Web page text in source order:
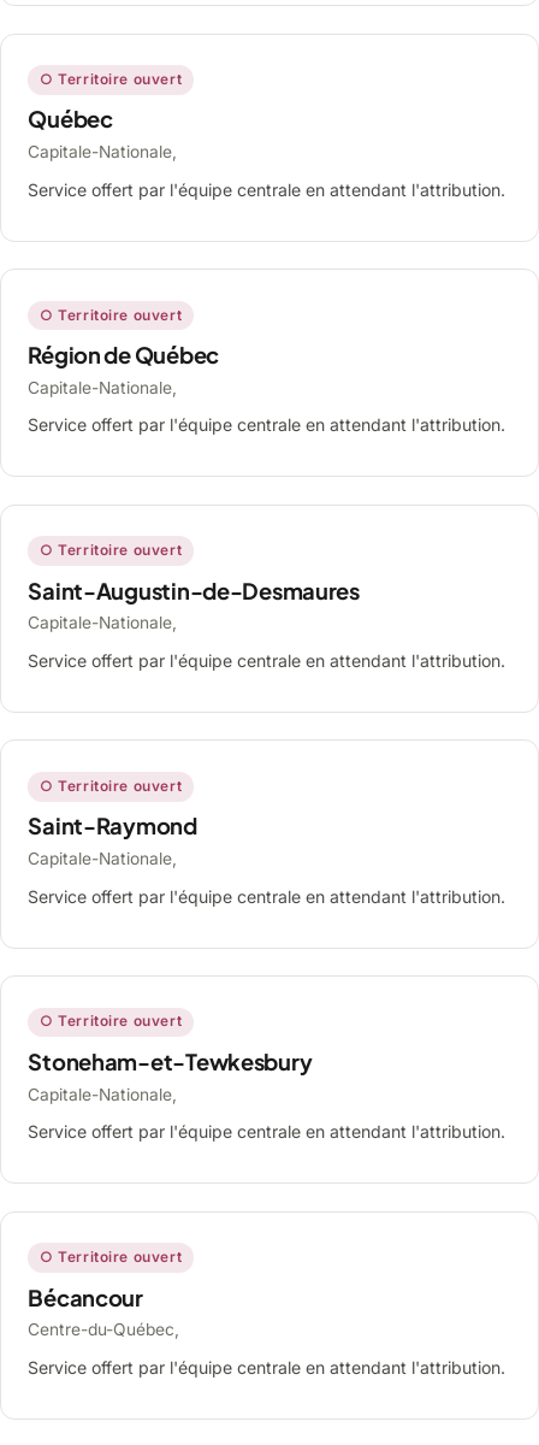
○ Territoire ouvert
Québec
Capitale-Nationale,
Service offert par l'équipe centrale en attendant l'attribution.
○ Territoire ouvert
Région de Québec
Capitale-Nationale,
Service offert par l'équipe centrale en attendant l'attribution.
○ Territoire ouvert
Saint-Augustin-de-Desmaures
Capitale-Nationale,
Service offert par l'équipe centrale en attendant l'attribution.
○ Territoire ouvert
Saint-Raymond
Capitale-Nationale,
Service offert par l'équipe centrale en attendant l'attribution.
○ Territoire ouvert
Stoneham-et-Tewkesbury
Capitale-Nationale,
Service offert par l'équipe centrale en attendant l'attribution.
○ Territoire ouvert
Bécancour
Centre-du-Québec,
Service offert par l'équipe centrale en attendant l'attribution.